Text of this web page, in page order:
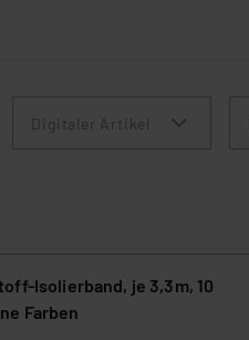
Digitaler Artikel
Isolierband, je 3,3m, 10
Farben